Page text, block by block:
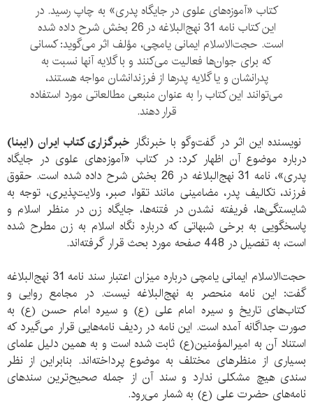
کتاب «آموزه‌های علوی در جایگاه پدری» به چاپ رسید. در
این کتاب نامه 31 نهج‌البلاغه در 26 بخش شرح داده شده
است. حجت‌الاسلام ایمانی یامچی، مؤلف اثر می‌گوید: کسانی
که برای جوان‌ها فعالیت می‌کنند و با گلایه آنها نسبت به
پدرانشان و یا گلایه پدرها از فرزندانشان مواجه هستند،
می‌توانند این کتاب را به عنوان منبعی مطالعاتی مورد استفاده
قرار دهند.
نویسنده این اثر در گفت‌وگو با خبرنگار خبرگزاری کتاب ایران (ایبنا)
درباره موضوع آن اظهار کرد: در کتاب «آموزه‌های علوی در جایگاه
پدری»، نامه 31 نهج‌البلاغه در 26 بخش شرح داده شده است. حقوق
فرزند، تکالیف پدر، مضامینی مانند تقوا، صبر، ولایت‌پذیری، توجه به
شایستگی‌ها، فریفته نشدن در فتنه‌ها، جایگاه زن در منظر اسلام و
پاسخگویی به برخی شبهاتی که درباره نگاه اسلام به زن مطرح شده
است،‌ به تفصیل در 448 صفحه مورد بحث قرار گرفته‌اند.
حجت‌الاسلام ایمانی یامچی درباره میزان اعتبار سند نامه 31 نهج‌البلاغه
گفت: این نامه منحصر به نهج‌البلاغه نیست. در مجامع روایی و
کتاب‌های تاریخ و سیره امام علی (ع) و سیره امام حسن (ع) به
صورت جداگانه آمده است. این نامه در ردیف نامه‌هایی قرار می‌گیرد که
استناد آن به امیرالمؤمنین(ع) ثابت شده است و به همین دلیل علمای
بسیاری از منظرهای مختلف به موضوع پرداخته‌اند. بنابراین از نظر
سندی هیچ مشکلی ندارد و سند آن از جمله صحیح‌ترین سندهای
نامه‌های حضرت علی (ع) به شمار می‌رود.